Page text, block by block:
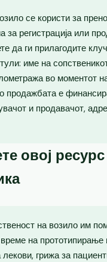
се користи за
за регистрација или
да ги прилагодите
име на
во моментот
продажбата е
и продавачот,
овој
на возило им
на
грижа за